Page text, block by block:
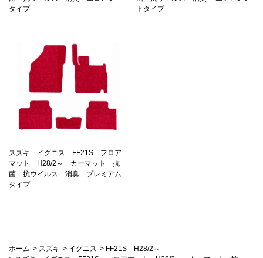
タイプ
トタイプ
スズキ イグニス FF21S フロア
マット H28/2～ カーマット 抗
菌 抗ウイルス 消臭 プレミアム
タイプ
ホーム > スズキ > イグニス > FF21S H28/2～